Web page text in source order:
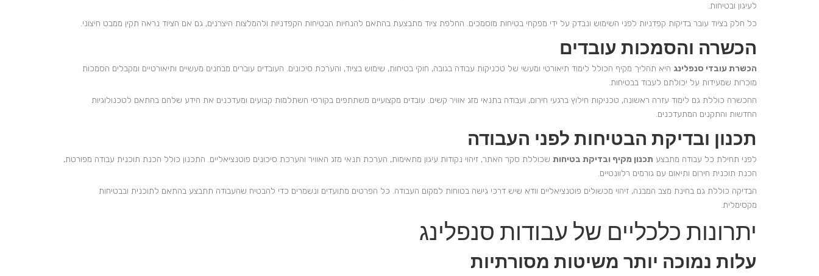
לעיגון ובטיחות.
כל חלק בציוד עובר בדיקות קפדניות לפני השימוש ונבדק על ידי מפקחי בטיחות מוסמכים. החלפת ציוד מתבצעת בהתאם להנחיות הבטיחות הקפדניות ולהמלצות היצרנים, גם אם הציוד נראה תקין ממבט חיצוני.
הכשרה והסמכות עובדים
הכשרת עובדי סנפלינג היא תהליך מקיף הכולל לימוד תיאורטי ומעשי של טכניקות עבודה בגובה, חוקי בטיחות, שימוש בציוד, והערכת סיכונים. העובדים עוברים מבחנים מעשיים ותיאורטיים ומקבלים הסמכות
מוכרות שמעידות על יכולתם לעבוד בבטיחות.
ההכשרה כוללת גם לימוד עזרה ראשונה, טכניקות חילוץ ברגעי חירום, ועבודה בתנאי מזג אוויר קשים. עובדים מקצועיים משתתפים בקורסי השתלמות קבועים ומעדכנים את הידע שלהם בהתאם לטכנולוגיות
החדשות והתקנים המתעדכנים.
תכנון ובדיקת הבטיחות לפני העבודה
לפני תחילת כל עבודה מתבצע תכנון מקיף ובדיקת בטיחות שכוללת סקר האתר, זיהוי נקודות עיגון מתאימות, הערכת תנאי מזג האוויר והערכת סיכונים פוטנציאליים. התכנון כולל הכנת תוכנית עבודה מפורטת,
הכנת תוכנית חירום ותיאום עם גורמים רלוונטיים.
הבדיקה כוללת גם בחינת מצב המבנה, זיהוי מכשולים פוטנציאליים וודא שיש דרכי גישה בטוחות למקום העבודה. כל הפרטים מתועדים ונשמרים כדי להבטיח שהעבודה תתבצע בהתאם לתוכנית ובבטיחות
מקסימלית.
יתרונות כלכליים של עבודות סנפלינג
עלות נמוכה יותר משיטות מסורתיות